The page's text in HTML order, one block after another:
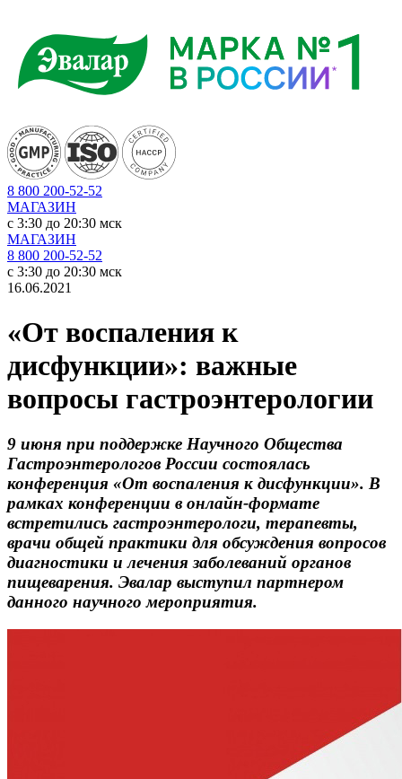
8 800 200-52-52
МАГАЗИН
c 3:30 до 20:30 мск
МАГАЗИН
8 800 200-52-52
c 3:30 до 20:30 мск
16.06.2021
«От воспаления к
дисфункции»: важные
вопросы гастроэнтерологии
9 июня при поддержке Научного Общества
Гастроэнтерологов России состоялась
конференция «От воспаления к дисфункции». В
рамках конференции в онлайн-формате
встретились гастроэнтерологи, терапевты,
врачи общей практики для обсуждения вопросов
диагностики и лечения заболеваний органов
пищеварения. Эвалар выступил партнером
данного научного мероприятия.